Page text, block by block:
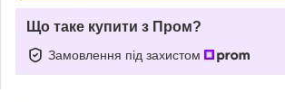
Що таке купити з Пром?
Замовлення під захистом